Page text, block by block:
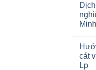
Minh
cát
Lp